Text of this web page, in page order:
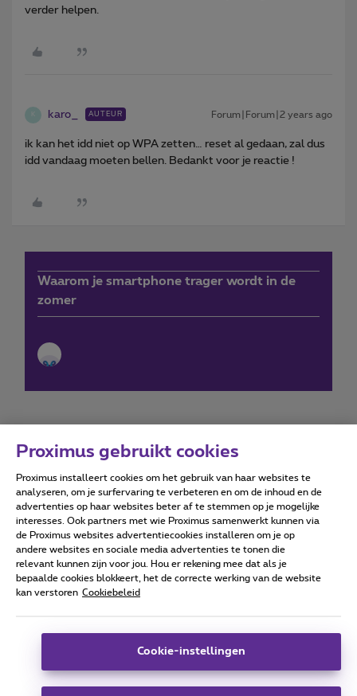
verder helpen.
K karo_ AUTEUR Forum|Forum|2 years ago
ik kan het idd niet op WPA zetten… reset al gedaan, zal dus
idd vandaag moeten bellen. Bedankt voor je reactie !
Waarom je smartphone trager wordt in de
zomer
Forumvoorwaarden Accessibility statement
Alle rechten voorbehouden. © Proximus
Algemene voorwaarden, consumenteninfo
Deze website is gecreëerd en wordt beheerd conform het
Koning Albert II-laan 27 - B-1030 Brussel.
Proximus gebruikt cookies
Proximus installeert cookies om het gebruik van haar websites te
analyseren, om je surfervaring te verbeteren en om de inhoud en de
advertenties op haar websites beter af te stemmen op je mogelijke
interesses. Ook partners met wie Proximus samenwerkt kunnen via
de Proximus websites advertentiecookies installeren om je op
andere websites en sociale media advertenties te tonen die
relevant kunnen zijn voor jou. Hou er rekening mee dat als je
bepaalde cookies blokkeert, het de correcte werking van de website
kan verstoren Cookiebeleid
Cookie-instellingen